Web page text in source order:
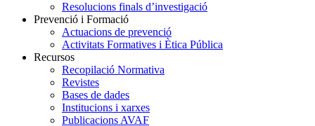
Resolucions finals d’investigació
Prevenció i Formació
Actuacions de prevenció
Activitats Formatives i Ètica Pública
Recursos
Recopilació Normativa
Revistes
Bases de dades
Institucions i xarxes
Publicacions AVAF